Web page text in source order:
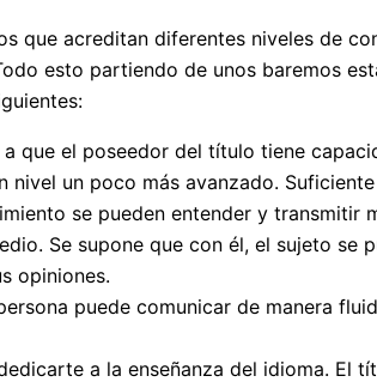
que acreditan diferentes niveles de
esto partiendo de unos baremos
que el poseedor del título tiene
nivel un poco más avanzado.
se pueden entender y transmitir
Se supone que con él, el sujeto
opiniones.
puede comunicar de manera
a la enseñanza del idioma.